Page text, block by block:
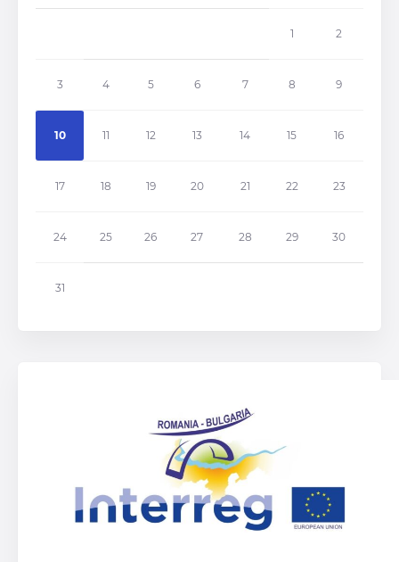
1 2
3 4 5 6 7 8 9
10 11 12 13 14 15 16
17 18 19 20 21 22 23
24 25 26 27 28 29 30
31